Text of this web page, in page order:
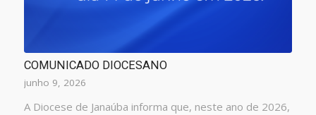
COMUNICADO DIOCESANO
junho 9, 2026
A Diocese de Janaúba informa que, neste ano de 2026,